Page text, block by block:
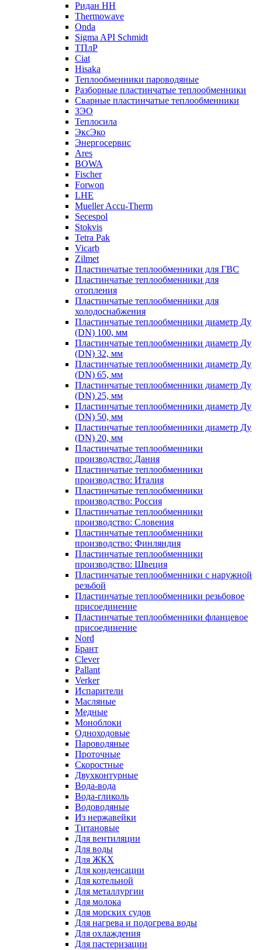
Ридан НН
Thermowave
Onda
Sigma API Schmidt
ТПлР
Ciat
Hisaka
Теплообменники пароводяные
Разборные пластинчатые теплообменники
Сварные пластинчатые теплообменники
ЗЭО
Теплосила
ЭксЭко
Энергосервис
Ares
BOWA
Fischer
Forwon
LHE
Mueller Accu-Therm
Secespol
Stokvis
Tetra Pak
Vicarb
Zilmet
Пластинчатые теплообменники для ГВС
Пластинчатые теплообменники для
отопления
Пластинчатые теплообменники для
холодоснабжения
Пластинчатые теплообменники диаметр Ду
(DN) 100, мм
Пластинчатые теплообменники диаметр Ду
(DN) 32, мм
Пластинчатые теплообменники диаметр Ду
(DN) 65, мм
Пластинчатые теплообменники диаметр Ду
(DN) 25, мм
Пластинчатые теплообменники диаметр Ду
(DN) 50, мм
Пластинчатые теплообменники диаметр Ду
(DN) 20, мм
Пластинчатые теплообменники
производство: Дания
Пластинчатые теплообменники
производство: Италия
Пластинчатые теплообменники
производство: Россия
Пластинчатые теплообменники
производство: Словения
Пластинчатые теплообменники
производство: Финляндия
Пластинчатые теплообменники
производство: Швеция
Пластинчатые теплообменники с наружной
резьбой
Пластинчатые теплообменники резьбовое
присоединение
Пластинчатые теплообменники фланцевое
присоединение
Nord
Брант
Clever
Pallant
Verker
Испарители
Масляные
Медные
Моноблоки
Одноходовые
Пароводяные
Проточные
Скоростные
Двухконтурные
Вода-вода
Вода-гликоль
Водоводяные
Из нержавейки
Титановые
Для вентиляции
Для воды
Для ЖКХ
Для конденсации
Для котельной
Для металлургии
Для молока
Для морских судов
Для нагрева и подогрева воды
Для охлаждения
Для пастеризации